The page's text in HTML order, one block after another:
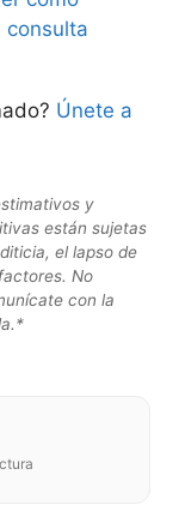
consulta
Únete a
y
están sujetas
el lapso de
No
con la